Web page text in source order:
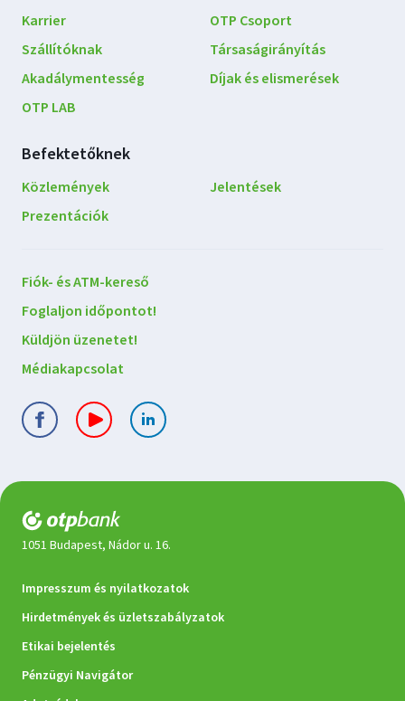
Karrier
Szállítóknak
Akadálymentesség
OTP LAB
OTP Csoport
Társaságirányítás
Díjak és elismerések
Befektetőknek
Közlemények
Jelentések
Prezentációk
Lépjen
kapcsolatba
velünk
Fiók- és ATM-kereső
Foglaljon időpontot!
Küldjön üzenetet!
Médiakapcsolat
1051 Budapest, Nádor u. 16.
Jogi
dokumentumok
Impresszum és nyilatkozatok
Hirdetmények és üzletszabályzatok
Etikai bejelentés
Pénzügyi Navigátor